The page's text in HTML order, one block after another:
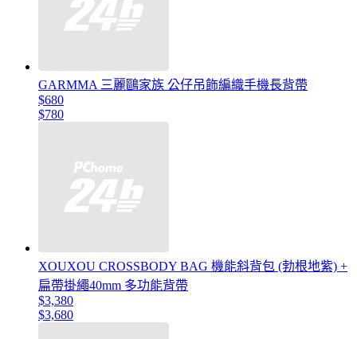
GARMMA 三麗鷗家族 公仔吊飾編織手機長背帶
$680
$780
XOUXOU CROSSBODY BAG 機能斜背包 (勃根地紫) +
扁帶掛繩40mm 多功能背帶
$3,380
$3,680